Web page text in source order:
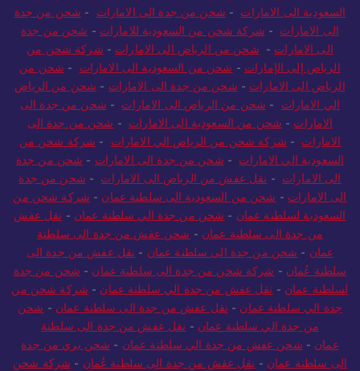
الى الامارات-شركة شحن من السعودية للامارات-شحن من جدة
الى الامارات -شحن من الرياض الى الامارات-شركة شحن من
الرياض إلى الإمارات-شحن من السعودية الى الامارات-شحن من
الرياض الى الامارات-شحن من جدة الى الامارات-شحن من الرياض
الي الامارات-شحن من الرياض الى الامارات- شحن من جدة الى
الامارات-شحن من السعودية الى الامارات-شحن من جدة الى
الامارات-شركة شحن من الرياض الي الامارات-شركة شحن من
السعودية الي الامارات-شحن من جدة الى الامارات-شحن من جدة
الى الامارات-نقل عفش من الرياض الى الامارات- شحن من جدة
الى الامارات- شحن من السعودية الى سلطنة عمان- شركة شحن من
السعودية لسلطنة عمان-شحن من جدة الي سلطنة عمان-نقل عفش
من جدة الى سلطنة عمان-شحن عفش من جدة الى سلطنة
عمان-شحن من جدة الى سلطنة عمان-نقل عفش من جدة الى
سلطنة عُمان-شركة شحن من جدة الى سلطنة عمان-شحن من جدة
لسلطنة عمان -نقل عفش من جدة الي سلطنة عمان- شركة شحن من
جدة الي سلطنة عمان-نقل عفش من جدة الى سلطنة عمان-شحن
من جدة الي سلطنة عمان-نقل عفش من جدة الى سلطنة
عمان-شحن عفش من جدة الي سلطنة عمان-شحن بري من جدة
الى سلطنة عمان-نقل عفش من جدة الى سلطنة عُمان-شركة شحن
من جدة الي سلطنة عمان-نقل عفش من الرياض الى سلطنة